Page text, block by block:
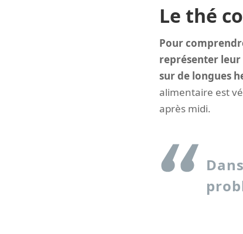
Le thé
Pour
représenter
sur de longues
alimentaire est
après midi.